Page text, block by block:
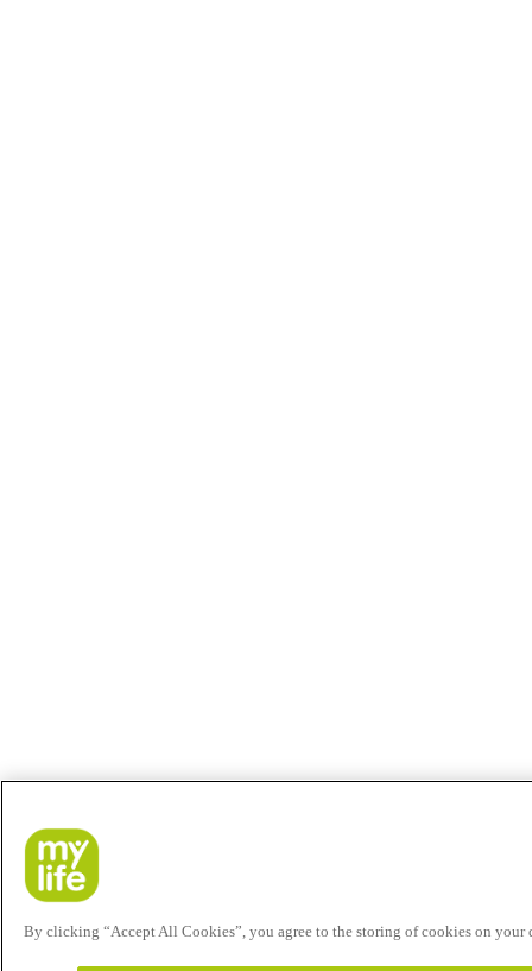
By clicking “Accept All Cookies”, you agree to the storing of cookies on your